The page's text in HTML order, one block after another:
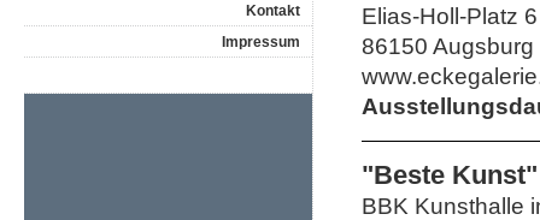
Elias-Holl-Platz 6
86150 Augsburg
"Beste Kunst"
BBK Kunsthalle
Kontakt
Impressum